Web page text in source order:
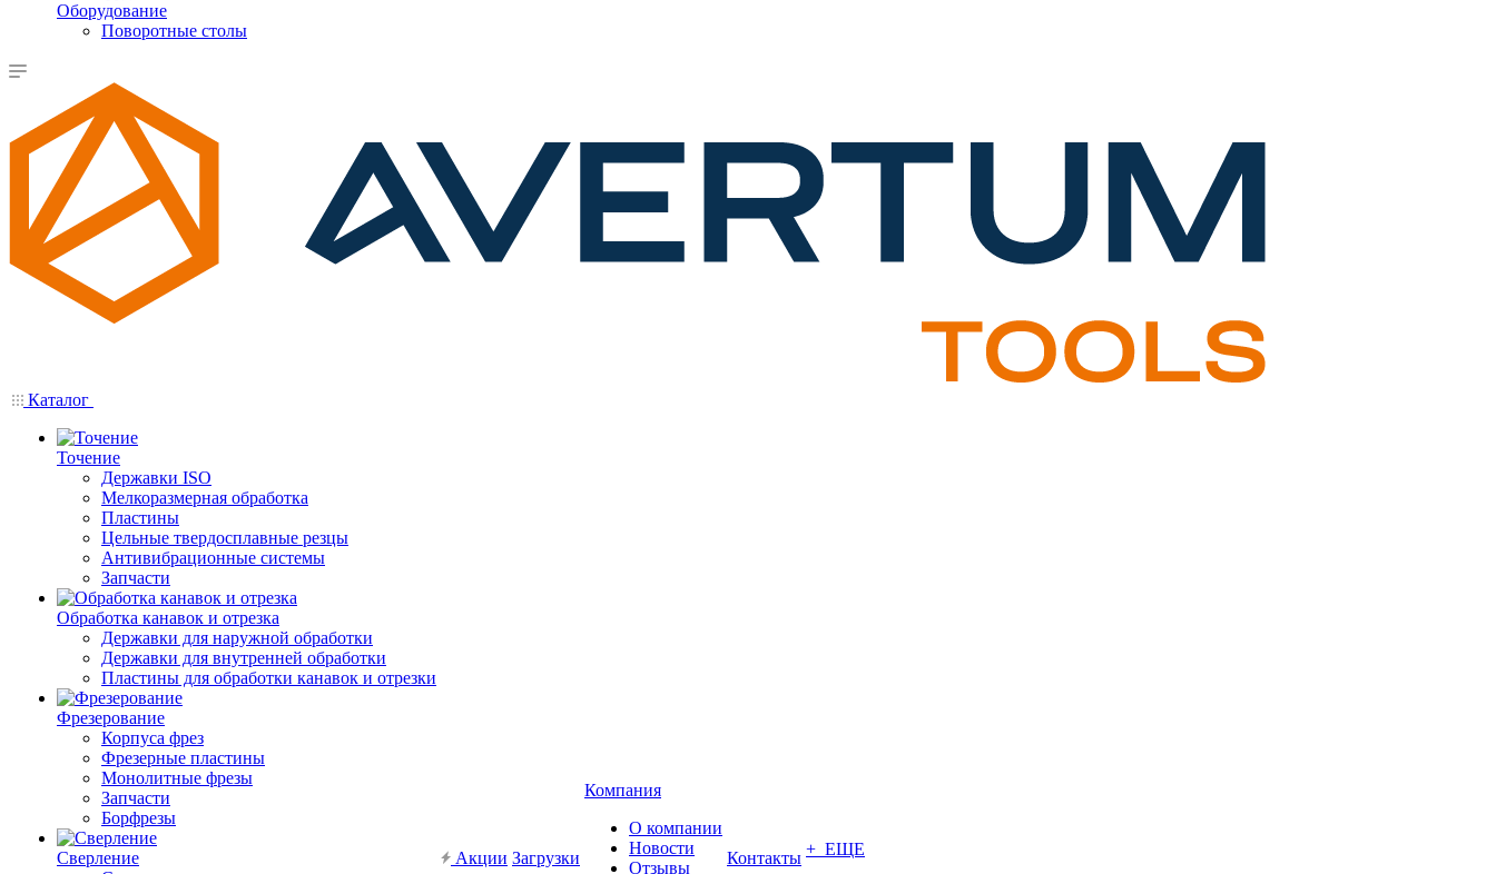
Оборудование
Поворотные столы
Каталог
Точение
Державки ISO
Мелкоразмерная обработка
Пластины
Цельные твердосплавные резцы
Антивибрационные системы
Запчасти
Обработка канавок и отрезка
Державки для наружной обработки
Державки для внутренней обработки
Пластины для обработки канавок и отрезки
Фрезерование
Корпуса фрез
Фрезерные пластины
Монолитные фрезы
Запчасти
Борфрезы
Сверление
Акции Загрузки
Компания
О компании
Новости
Отзывы
Контакты + ЕЩЕ